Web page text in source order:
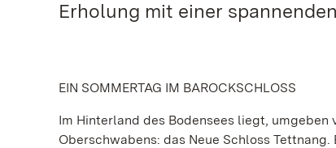
Erholung mit einer
EIN SOMMERTAG IM BAROCKSCHLOSS
Im Hinterland des Bodensees liegt,
Oberschwabens: das Neue Schloss